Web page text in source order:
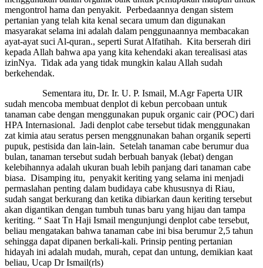
mengontrol hama dan penyakit. Perbedaannya dengan sistem
pertanian yang telah kita kenal secara umum dan digunakan
masyarakat selama ini adalah dalam penggunaannya membacakan
ayat-ayat suci Al-quran., seperti Surat Alfatihah. Kita berserah diri
kepada Allah bahwa apa yang kita kehendaki akan terealisasi atas
izinNya. Tidak ada yang tidak mungkin kalau Allah sudah
berkehendak.
Sementara itu, Dr. Ir. U. P. Ismail, M.Agr Faperta UIR
sudah mencoba membuat denplot di kebun percobaan untuk
tanaman cabe dengan menggunakan pupuk organic cair (POC) dari
HPA Internasional. Jadi denplot cabe tersebut tidak menggunakan
zat kimia atau seratus persen menggnunakan bahan organik seperti
pupuk, pestisida dan lain-lain. Setelah tanaman cabe berumur dua
bulan, tanaman tersebut sudah berbuah banyak (lebat) dengan
kelebihannya adalah ukuran buah lebih panjang dari tanaman cabe
biasa. Disamping itu, penyakit keriting yang selama ini menjadi
permaslahan penting dalam budidaya cabe khususnya di Riau,
sudah sangat berkurang dan ketika dibiarkan daun keriting tersebut
akan digantikan dengan tumbuh tunas baru yang hijau dan tampa
keriting. “ Saat Tn Haji Ismail mengunjungi denplot cabe tersebut,
beliau mengatakan bahwa tanaman cabe ini bisa berumur 2,5 tahun
sehingga dapat dipanen berkali-kali. Prinsip penting pertanian
hidayah ini adalah mudah, murah, cepat dan untung, demikian kaat
beliau, Ucap Dr Ismail(rls)